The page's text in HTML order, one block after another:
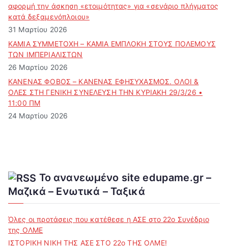
αφορμή την άσκηση «ετοιμότητας» για «σενάριο πλήγματος
κατά δεξαμενόπλοιου»
31 Μαρτίου 2026
ΚΑΜΙΑ ΣΥΜΜΕΤΟΧΗ – ΚΑΜΙΑ ΕΜΠΛΟΚΗ ΣΤΟΥΣ ΠΟΛΕΜΟΥΣ
ΤΩΝ ΙΜΠΕΡΙΑΛΙΣΤΩΝ
26 Μαρτίου 2026
ΚΑΝΕΝΑΣ ΦΟΒΟΣ – ΚΑΝΕΝΑΣ ΕΦΗΣΥΧΑΣΜΟΣ. ΟΛΟΙ &
ΟΛΕΣ ΣΤΗ ΓΕΝΙΚΗ ΣΥΝΕΛΕΥΣΗ ΤΗΝ ΚΥΡΙΑΚΗ 29/3/26 •
11:00 ΠΜ
24 Μαρτίου 2026
Το ανανεωμένο site edupame.gr –
Μαζικά – Ενωτικά – Ταξικά
Όλες οι προτάσεις που κατέθεσε η ΑΣΕ στο 22ο Συνέδριο
της ΟΛΜΕ
ΙΣΤΟΡΙΚΗ ΝΙΚΗ ΤΗΣ ΑΣΕ ΣΤΟ 22ο ΤΗΣ ΟΛΜΕ!